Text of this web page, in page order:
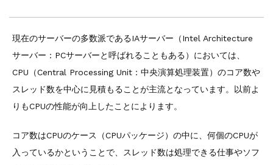
現在のサーバーの多数派であるIAサーバー（Intel Architecture
サーバー：PCサーバーと呼ばれることもある）においては、
CPU（Central Processing Unit：中央演算処理装置）のコア数や
スレッド数を中心に見積もることが主流となっています。以前よ
りもCPUの性能が向上したことによります。
コア数はCPUのケース（CPUパッケージ）の中に、何個のCPUが
入っているかということで、スレッド数は処理できる仕事やソフ